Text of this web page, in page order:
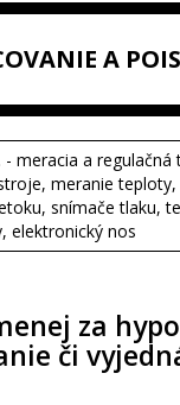
A
- meracia a regulačná
meranie
snímače tlaku,
elektronický nos
za
či